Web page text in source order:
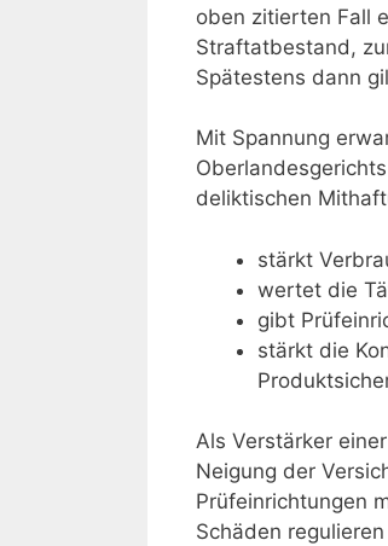
oben zitierten Fall
Straftatbestand,
Spätestens dann
Mit Spannung
deliktischen
stärkt
wertet die
gibt
stärkt die
Als Verstärker
Neigung der
Prüfeinrichtungen
Schäden